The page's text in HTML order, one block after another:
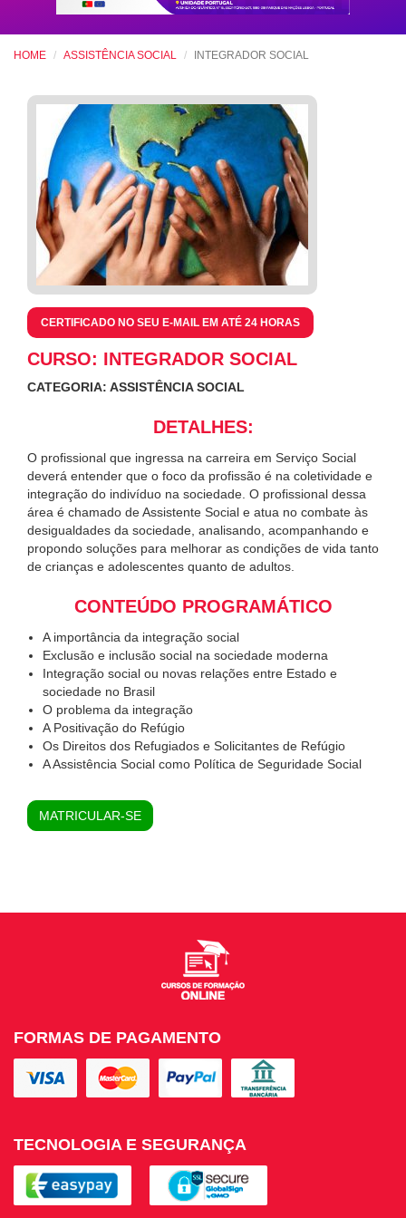
HOME ASSISTÊNCIA SOCIAL INTEGRADOR SOCIAL
CERTIFICADO NO SEU E-MAIL EM ATÉ 24 HORAS
CURSO: INTEGRADOR SOCIAL
CATEGORIA: ASSISTÊNCIA SOCIAL
DETALHES:
O profissional que ingressa na carreira em Serviço Social
deverá entender que o foco da profissão é na coletividade e
integração do indivíduo na sociedade. O profissional dessa
área é chamado de Assistente Social e atua no combate às
desigualdades da sociedade, analisando, acompanhando e
propondo soluções para melhorar as condições de vida tanto
de crianças e adolescentes quanto de adultos.
CONTEÚDO PROGRAMÁTICO
A importância da integração social
Exclusão e inclusão social na sociedade moderna
Integração social ou novas relações entre Estado e
sociedade no Brasil
O problema da integração
A Positivação do Refúgio
Os Direitos dos Refugiados e Solicitantes de Refúgio
A Assistência Social como Política de Seguridade Social
MATRICULAR-SE
FORMAS DE PAGAMENTO
TECNOLOGIA E SEGURANÇA